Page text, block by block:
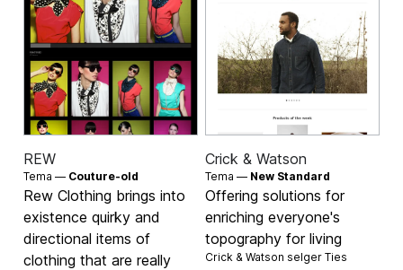
REW
Tema — Couture-old
Rew Clothing brings into
existence quirky and
directional items of
clothing that are really
Crick & Watson
Tema — New Standard
Offering solutions for
enriching everyone's
topography for living
Crick & Watson selger Ties